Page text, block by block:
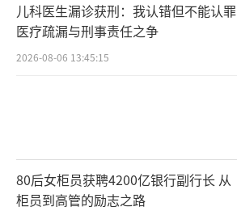
儿科医生漏诊获刑：我认错但不能认罪
医疗疏漏与刑事责任之争
2026-08-06 13:45:15
80后女柜员获聘4200亿银行副行长 从
柜员到高管的励志之路